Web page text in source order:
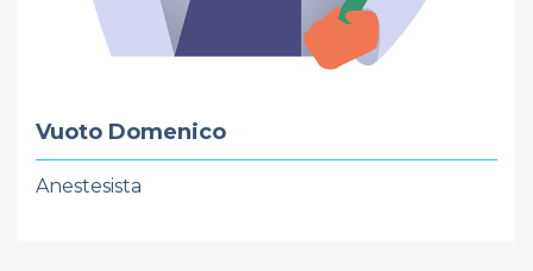
Vuoto Domenico
Anestesista